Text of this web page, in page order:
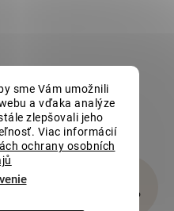
sme Vám umožnili
a vďaka analýze
zlepšovali jeho
Viac informácií
ochrany osobních
–10 %